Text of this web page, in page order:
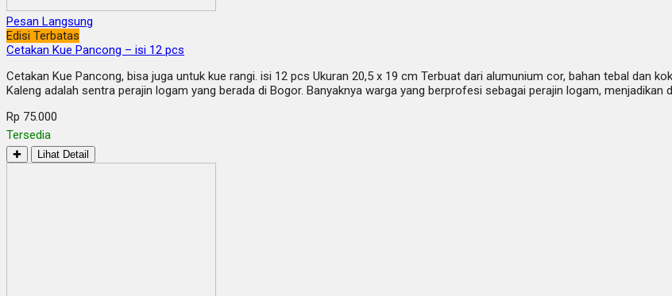
Pesan Langsung
Edisi Terbatas
Cetakan Kue Pancong – isi 12 pcs
Cetakan Kue Pancong, bisa juga untuk kue rangi. isi 12 pcs Ukuran 20,5 x 19 cm Terbuat dari alumunium cor, bahan tebal dan
Kaleng adalah sentra perajin logam yang berada di Bogor. Banyaknya warga yang berprofesi sebagai perajin logam, menjadikan
Rp 75.000
Tersedia
✚ Lihat Detail